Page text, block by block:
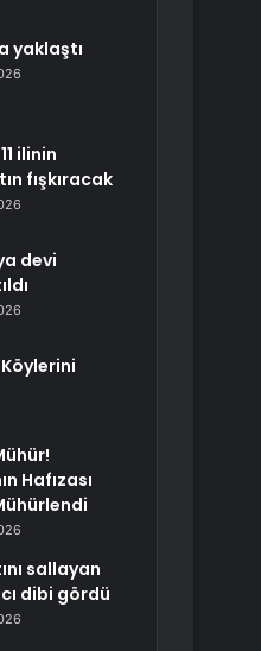
yaklaştı
ilinin
fışkıracak
devi
Köylerini
Hafızası
sallayan
dibi gördü